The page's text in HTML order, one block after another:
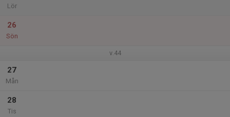
Lör
26
Sön
v.44
27
Mån
28
Tis